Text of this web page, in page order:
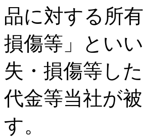
品に対する所
損傷等」とい
失・損傷等し
代金等当社が
す。